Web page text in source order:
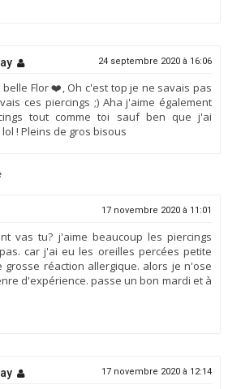
24 septembre 2020 à 16:06
belle Flor ❤️, Oh c'est top je ne savais pas
ces piercings ;) Aha j'aime également
tout comme toi sauf ben que j'ai
! Pleins de gros bisous
17 novembre 2020 à 11:01
vas tu? j'aime beaucoup les piercings
car j'ai eu les oreilles percées petite
grosse réaction allergique. alors je n'ose
d'expérience. passe un bon mardi et à
17 novembre 2020 à 12:14